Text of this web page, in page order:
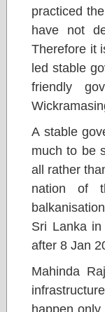
practiced
have not
Therefore it
led stable
friendly
A stable
much to be
all rather
nation of
Sri Lanka
after 8 Jan
Mahinda
happen